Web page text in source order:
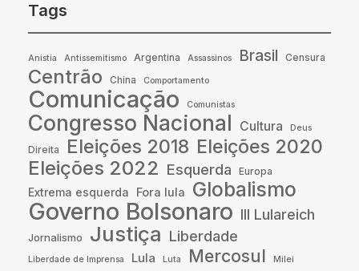
Tags
Anistia Antissemitismo Argentina Assassinos Brasil Censura
Centrão China Comportamento
Comunicação Comunistas
Congresso Nacional Cultura Deus
Direita Eleições 2018 Eleições 2020
Eleições 2022 Esquerda Europa
Extrema esquerda Fora lula Globalismo
Governo Bolsonaro III Lulareich
Jornalismo Justiça Liberdade
Liberdade de Imprensa Lula Luta Mercosul
Milei